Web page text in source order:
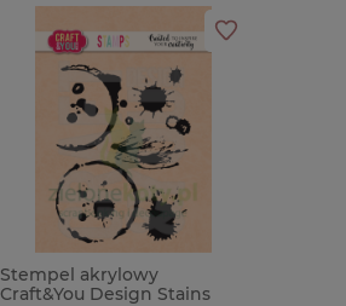
Stempel akrylowy
Craft&You Design Stains